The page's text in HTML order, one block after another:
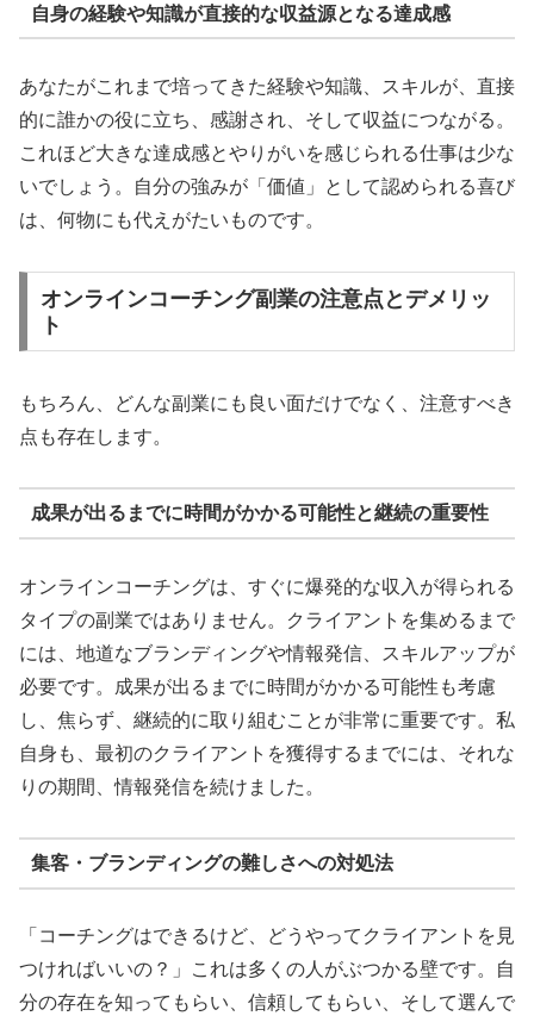
自身の経験や知識が直接的な収益源となる達成感
あなたがこれまで培ってきた経験や知識、スキルが、直接
的に誰かの役に立ち、感謝され、そして収益につながる。
これほど大きな達成感とやりがいを感じられる仕事は少な
いでしょう。自分の強みが「価値」として認められる喜び
は、何物にも代えがたいものです。
オンラインコーチング副業の注意点とデメリッ
ト
もちろん、どんな副業にも良い面だけでなく、注意すべき
点も存在します。
成果が出るまでに時間がかかる可能性と継続の重要性
オンラインコーチングは、すぐに爆発的な収入が得られる
タイプの副業ではありません。クライアントを集めるまで
には、地道なブランディングや情報発信、スキルアップが
必要です。成果が出るまでに時間がかかる可能性も考慮
し、焦らず、継続的に取り組むことが非常に重要です。私
自身も、最初のクライアントを獲得するまでには、それな
りの期間、情報発信を続けました。
集客・ブランディングの難しさへの対処法
「コーチングはできるけど、どうやってクライアントを見
つければいいの？」これは多くの人がぶつかる壁です。自
分の存在を知ってもらい、信頼してもらい、そして選んで